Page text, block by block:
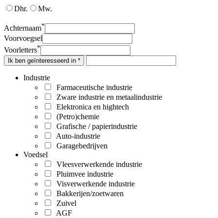
Dhr. Mw.
Achternaam*
Voorvoegsel
Voorletters*
Ik ben geïnteresseerd in *
Industrie
Farmaceutische industrie
Zware industrie en metaalindustrie
Elektronica en hightech
(Petro)chemie
Grafische / papierindustrie
Auto-industrie
Garagebedrijven
Voedsel
Vleesverwerkende industrie
Pluimvee industrie
Visverwerkende industrie
Bakkerijen/zoetwaren
Zuivel
AGF